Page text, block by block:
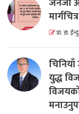
मार्गचित्र
प्रा. डा.
युद्ध